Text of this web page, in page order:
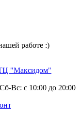
работе :)
"Максидом"
Вс: с 10:00 до 20:00